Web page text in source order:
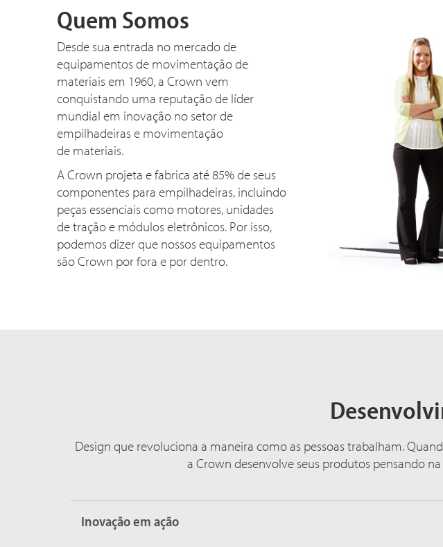
Quem Somos
Desde sua entrada no mercado de
equipamentos de movimentação de
materiais em 1960, a Crown vem
conquistando uma reputação de líder
mundial em inovação no setor de
empilhadeiras e movimentação
de materiais.
A Crown projeta e fabrica até 85% de seus
componentes para empilhadeiras, incluindo
peças essenciais como motores, unidades
de tração e módulos eletrônicos. Por isso,
podemos dizer que nossos equipamentos
são Crown por fora e por dentro.
Design que revoluciona a maneira como as pessoas trabalham.
a Crown desenvolve seus produtos pensando
Inovação em ação